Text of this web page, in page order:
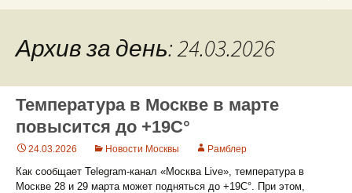
содержимому
Архив за день: 24.03.2026
Температура в Москве в марте
повысится до +19C°
24.03.2026 Новости Москвы Рамблер
Как сообщает Telegram-канал «Москва Live», температура в
Москве 28 и 29 марта может подняться до +19C°. При этом,